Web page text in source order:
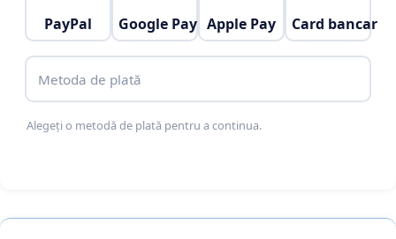
PayPal Google Pay Apple Pay Card bancar
Metoda de plată
Alegeți o metodă de plată pentru a continua.